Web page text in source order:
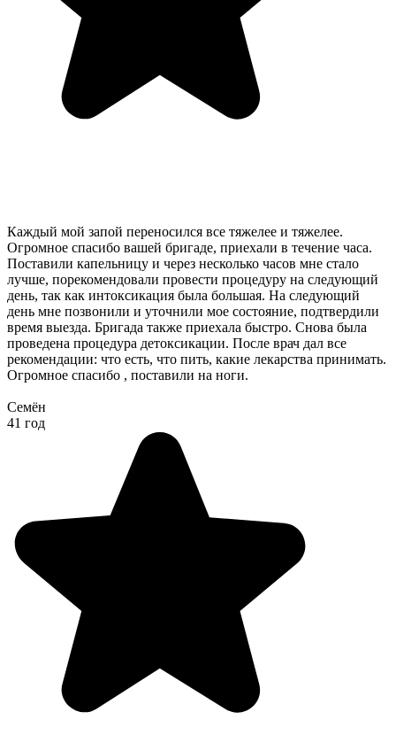
Каждый мой запой переносился все тяжелее и тяжелее.
Огромное спасибо вашей бригаде, приехали в течение часа.
Поставили капельницу и через несколько часов мне стало
лучше, порекомендовали провести процедуру на следующий
день, так как интоксикация была большая. На следующий
день мне позвонили и уточнили мое состояние, подтвердили
время выезда. Бригада также приехала быстро. Снова была
проведена процедура детоксикации. После врач дал все
рекомендации: что есть, что пить, какие лекарства принимать.
Огромное спасибо , поставили на ноги.
Семён
41 год